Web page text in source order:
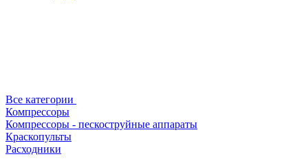
Все категории
Компрессоры
Компрессоры - пескоструйные аппараты
Краскопульты
Расходники